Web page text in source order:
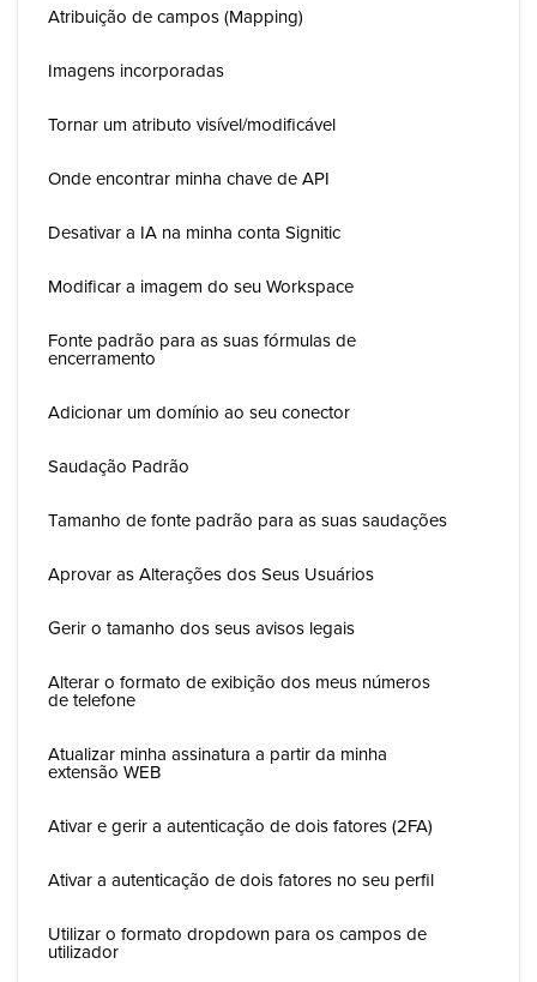
Atribuição de campos (Mapping)
Imagens incorporadas
Tornar um atributo visível/modificável
Onde encontrar minha chave de API
Desativar a IA na minha conta Signitic
Modificar a imagem do seu Workspace
Fonte padrão para as suas fórmulas de
encerramento
Adicionar um domínio ao seu conector
Saudação Padrão
Tamanho de fonte padrão para as suas saudações
Aprovar as Alterações dos Seus Usuários
Gerir o tamanho dos seus avisos legais
Alterar o formato de exibição dos meus números
de telefone
Atualizar minha assinatura a partir da minha
extensão WEB
Ativar e gerir a autenticação de dois fatores (2FA)
Ativar a autenticação de dois fatores no seu perfil
Utilizar o formato dropdown para os campos de
utilizador